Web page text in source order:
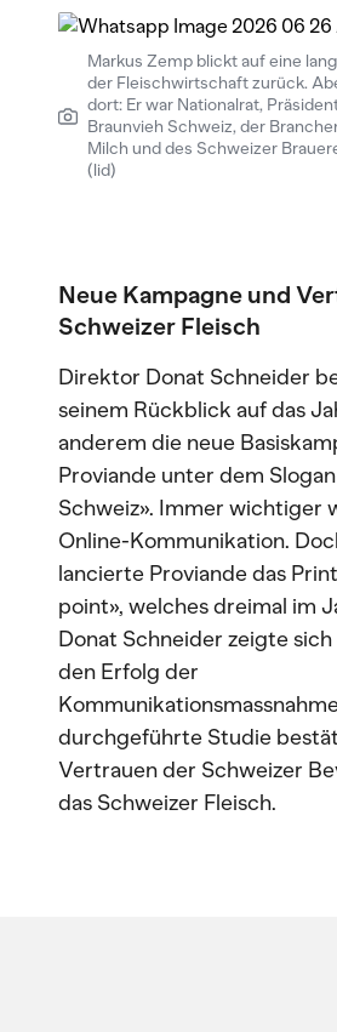
Markus Zemp blickt auf eine
der Fleischwirtschaft zurück.
dort: Er war Nationalrat,
Braunvieh Schweiz, der
Milch und des Schweizer
(lid)
Neue Kampagne und
Schweizer Fleisch
Direktor Donat Schneider
seinem Rückblick auf das
anderem die neue
Proviande unter dem
Schweiz». Immer wichtiger
Online-Kommunikation.
lancierte Proviande das
point», welches dreimal im
Donat Schneider zeigte
den Erfolg der
durchgeführte Studie
Vertrauen der Schweizer
das Schweizer Fleisch.